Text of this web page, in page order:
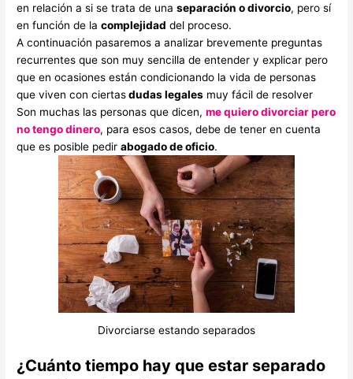
en relación a si se trata de unaseparación o divorcio, pero sí
en función de lacomplejidad del proceso.
A continuación pasaremos a analizar brevemente preguntas
recurrentes que son muy sencilla de entender y explicar pero
que en ocasiones están condicionando la vida de personas
que viven con ciertasdudas legales muy fácil de resolver
Son muchas las personas que dicen,me quiero divorciar pero
no tengo dinero, para esos casos, debe de tener en cuenta
que es posible pedirabogado de oficio.
Divorciarse estando separados
¿Cuánto tiempo hay que estar separado